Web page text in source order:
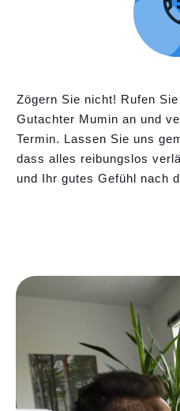
Zögern Sie nicht! Rufen
Gutachter Mumin an und
Termin. Lassen Sie uns
dass alles reibungslos
und Ihr gutes Gefühl nach